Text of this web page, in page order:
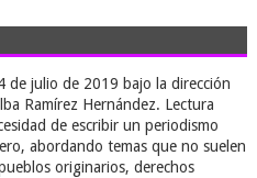
de julio de 2019 bajo la dirección
Ramírez Hernández. Lectura
de escribir un periodismo
abordando temas que no suelen
originarios, derechos